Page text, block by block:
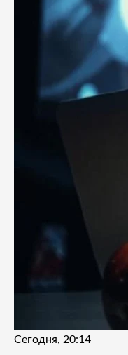
Сегодня, 20:14